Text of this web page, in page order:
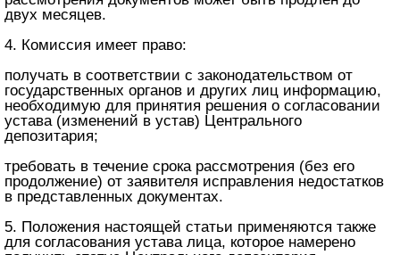
двух месяцев.
4. Комиссия имеет право:
получать в соответствии с законодательством от
государственных органов и других лиц информацию,
необходимую для принятия решения о согласовании
устава (изменений в устав) Центрального
депозитария;
требовать в течение срока рассмотрения (без его
продолжение) от заявителя исправления недостатков
в представленных документах.
5. Положения настоящей статьи применяются также
для согласования устава лица, которое намерено